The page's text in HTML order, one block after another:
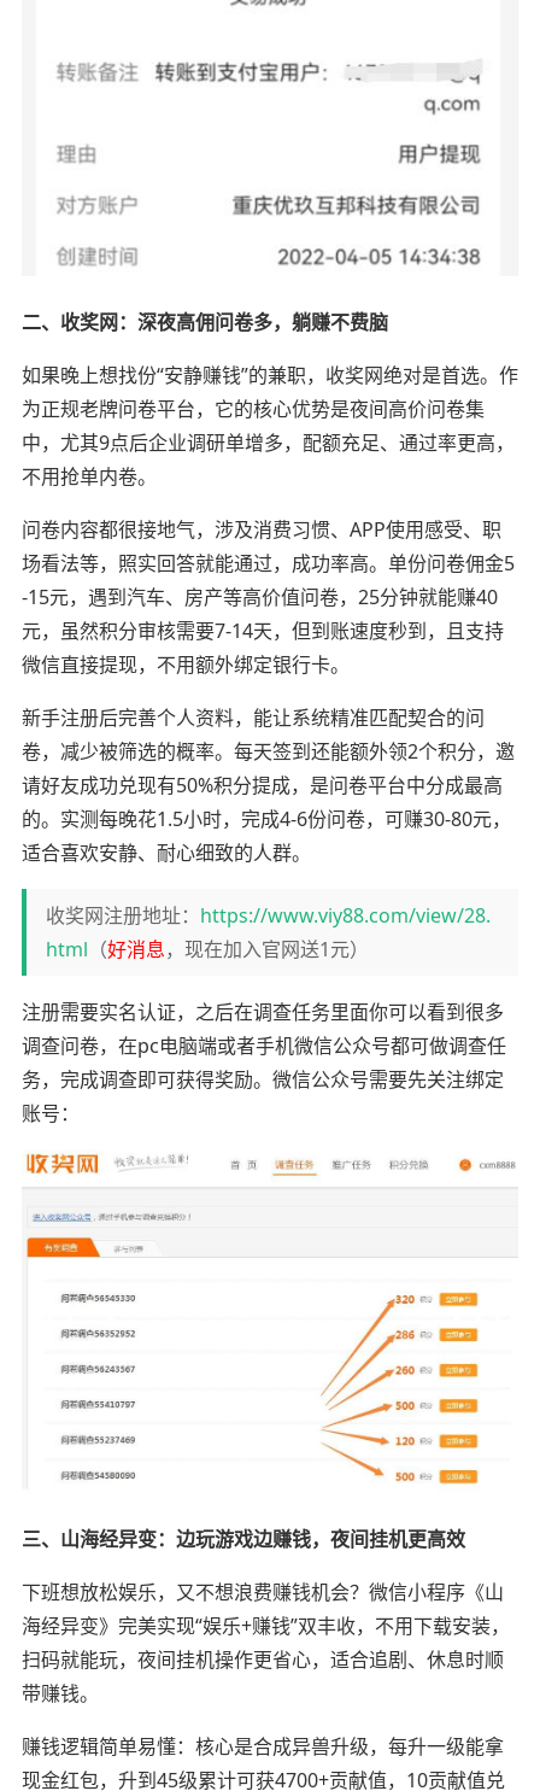
二、收奖网：深夜高佣问卷多，躺赚不费脑
如果晚上想找份“安静赚钱”的兼职，收奖网绝对是首选。作
为正规老牌问卷平台，它的核心优势是夜间高价问卷集
中，尤其9点后企业调研单增多，配额充足、通过率更高，
不用抢单内卷。
问卷内容都很接地气，涉及消费习惯、APP使用感受、职
场看法等，照实回答就能通过，成功率高。单份问卷佣金5
-15元，遇到汽车、房产等高价值问卷，25分钟就能赚40
元，虽然积分审核需要7-14天，但到账速度秒到，且支持
微信直接提现，不用额外绑定银行卡。
新手注册后完善个人资料，能让系统精准匹配契合的问
卷，减少被筛选的概率。每天签到还能额外领2个积分，邀
请好友成功兑现有50%积分提成，是问卷平台中分成最高
的。实测每晚花1.5小时，完成4-6份问卷，可赚30-80元，
适合喜欢安静、耐心细致的人群。
收奖网注册地址： https://www.viy88.com/view/28.
html （好消息，现在加入官网送1元）
注册需要实名认证，之后在调查任务里面你可以看到很多
调查问卷，在pc电脑端或者手机微信公众号都可做调查任
务，完成调查即可获得奖励。微信公众号需要先关注绑定
账号：
三、山海经异变：边玩游戏边赚钱，夜间挂机更高效
下班想放松娱乐，又不想浪费赚钱机会？微信小程序《山
海经异变》完美实现“娱乐+赚钱”双丰收，不用下载安装，
扫码就能玩，夜间挂机操作更省心，适合追剧、休息时顺
带赚钱。
赚钱逻辑简单易懂：核心是合成异兽升级，每升一级能拿
现金红包，升到45级累计可获4700+贡献值，10贡献值兑